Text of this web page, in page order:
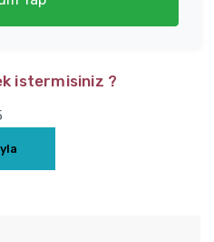
istermisiniz ?